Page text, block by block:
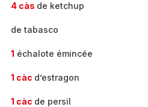
4 càs de ketchup
de tabasco
1 échalote émincée
1 càc d’estragon
1 càc de persil